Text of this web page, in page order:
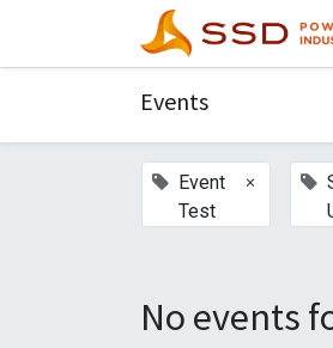
Events
Event
Test
×
No events